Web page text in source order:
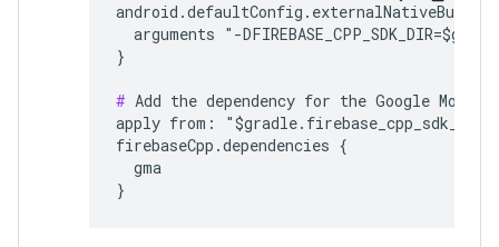
arguments "-
}
# Add the dependency for the Google Mobile
apply from: "$gradle.firebase_cpp_sdk_dir/
firebaseCpp.dependencies {
  gma